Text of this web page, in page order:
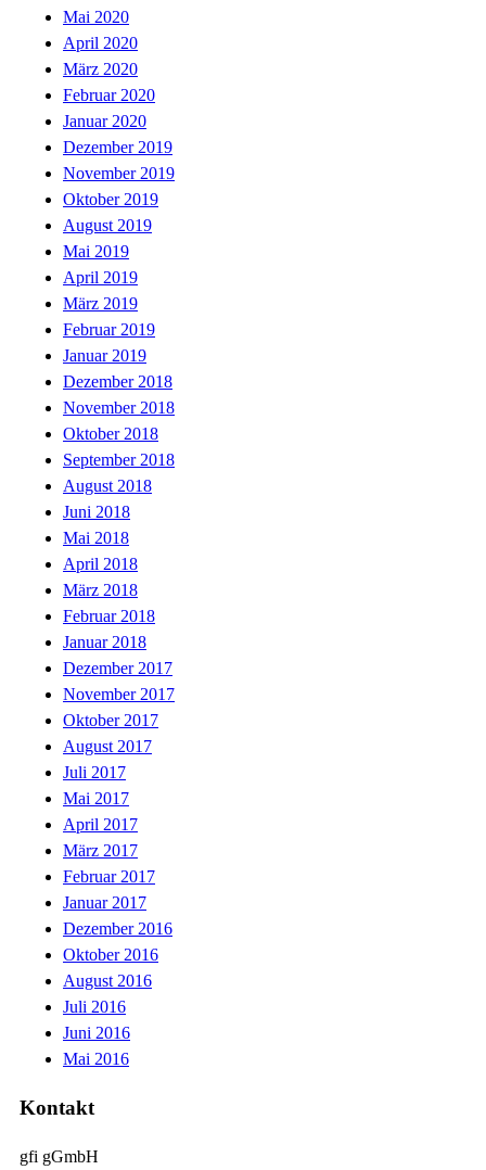
Mai 2020
April 2020
März 2020
Februar 2020
Januar 2020
Dezember 2019
November 2019
Oktober 2019
August 2019
Mai 2019
April 2019
März 2019
Februar 2019
Januar 2019
Dezember 2018
November 2018
Oktober 2018
September 2018
August 2018
Juni 2018
Mai 2018
April 2018
März 2018
Februar 2018
Januar 2018
Dezember 2017
November 2017
Oktober 2017
August 2017
Juli 2017
Mai 2017
April 2017
März 2017
Februar 2017
Januar 2017
Dezember 2016
Oktober 2016
August 2016
Juli 2016
Juni 2016
Mai 2016
Kontakt
gfi gGmbH